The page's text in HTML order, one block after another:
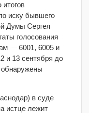
итогов
иску бывшего
Думы Сергея
голосования
— 6001, 6005 и
и 13 сентября до
обнаружены
в суде
истце лежит